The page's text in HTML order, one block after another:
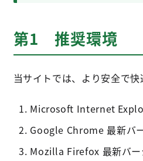
第1 推奨環境
当サイトでは、より安全で
Microsoft Internet
Google Chrome 最新バ
Mozilla Firefox 最新バー